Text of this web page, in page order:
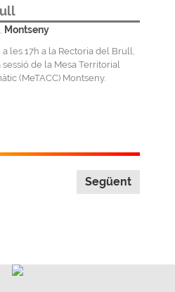
, Montseny
a les 17h a la Rectoria del Brull,
de la Mesa Territorial
(MeTACC) Montseny.
Següent